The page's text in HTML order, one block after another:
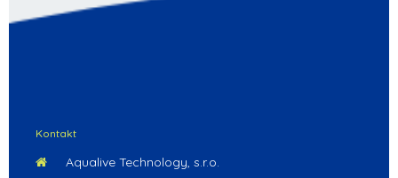
Kontakt
Aqualive Technology, s.r.o.
Produkt bol pridaný
Objednávka sa